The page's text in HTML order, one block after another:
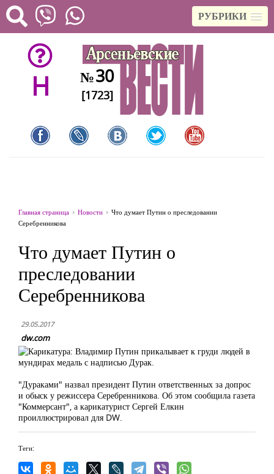
РУБРИКИ
H №30
[1723]
Главная страница Новости
Что думает Путин о преследовании
Серебренникова
Что думает Путин о
преследовании
Серебренникова
29.05.2017
dw.com
"Дураками" назвал президент Путин ответственных за допрос
и обыск у режиссера Серебренникова. Об этом сообщила газета
"Коммерсант", а карикатурист Сергей Елкин
проиллюстрировал для DW.
Теги: